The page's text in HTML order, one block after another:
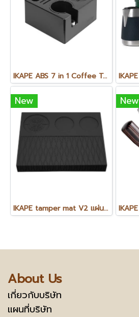
IKAPE ABS 7 in 1 Coffee Tool Organiser
New
IKAPE tamper mat V2 แผ่นรองแทมเปอร์ V2
New
About Us
เกี่ยวกับบริษัท
แผนที่บริษัท